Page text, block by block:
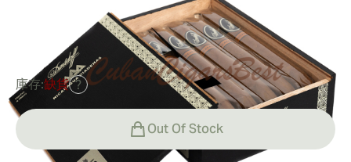
0點評
HK$1,700.71曾是HK$2,123.93-20%
庫存:缺貨 ?
Out Of Stock